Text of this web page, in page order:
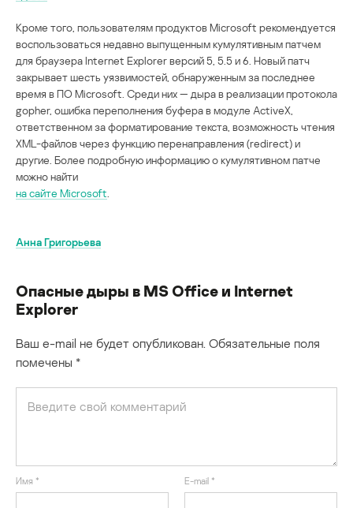
Кроме того, пользователям продуктов Microsoft рекомендуется
воспользоваться недавно выпущенным кумулятивным патчем
для браузера Internet Explorer версий 5, 5.5 и 6. Новый патч
закрывает шесть уязвимостей, обнаруженным за последнее
время в ПО Microsoft. Среди них — дыра в реализации протокола
gopher, ошибка переполнения буфера в модуле ActiveX,
ответственном за форматирование текста, возможность чтения
XML-файлов через функцию перенаправления (redirect) и
другие. Более подробную информацию о кумулятивном патче
можно найти
на сайте Microsoft
Анна Григорьева
Опасные дыры в MS Office и Internet
Explorer
Ваш e-mail не будет опубликован. Обязательные поля
помечены *
Имя * E-mail *